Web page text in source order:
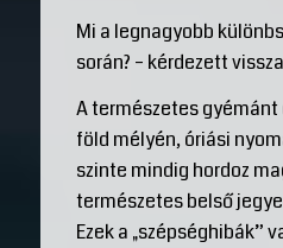
Mi a legnagyobb
során? – kérdezett
A természetes
föld mélyén, óriási
szinte mindig hordoz
természetes belső
Ezek a „szépséghibák”